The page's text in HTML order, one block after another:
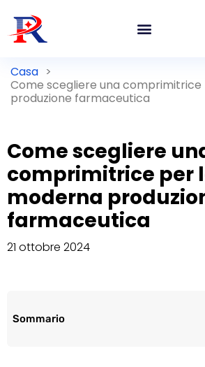
Casa >
Come scegliere una
produzione farmaceutica
Come scegliere
comprimitrice per
moderna
farmaceutica
21 ottobre 2024
Sommario